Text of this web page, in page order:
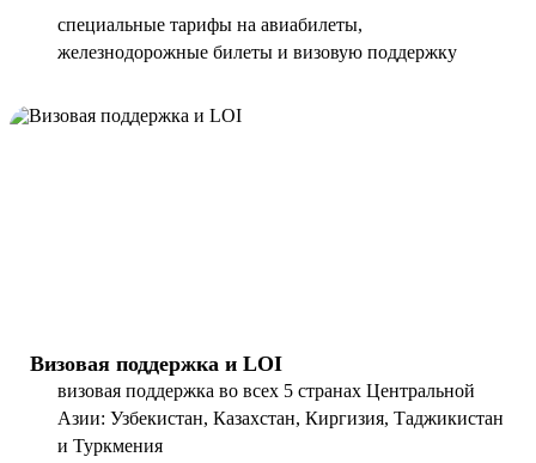
специальные тарифы на авиабилеты,
железнодорожные билеты и визовую поддержку
Визовая поддержка и LOI
визовая поддержка во всех 5 странах Центральной
Азии: Узбекистан, Казахстан, Киргизия, Таджикистан
и Туркмения